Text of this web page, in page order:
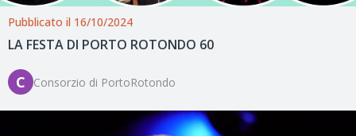
Pubblicato il 16/10/2024
LA FESTA DI PORTO ROTONDO 60
C Consorzio di PortoRotondo